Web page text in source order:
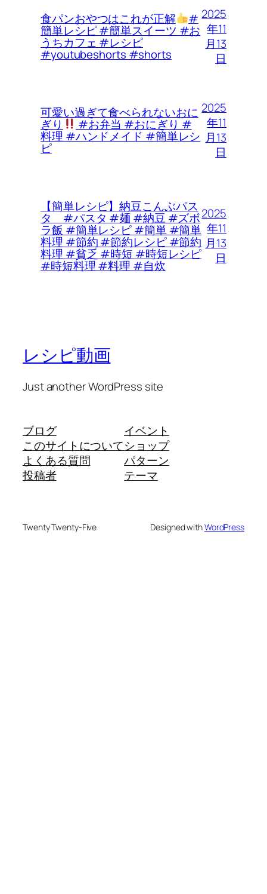
食パンおやつはこれが正解 #
簡単レシピ #簡単スイーツ #お
うちカフェ #レシピ
#youtubeshorts #shorts
2025
年11
月13
日
可愛い過ぎて食べられないおに
ぎり #お弁当 #おにぎり #
料理 #ハンドメイド #簡単レシ
ピ
2025
年11
月13
日
【簡単レシピ】納豆こんぶパス
タ #パスタ #麺 #納豆 #ズボ
ラ飯 #簡単レシピ #簡単 #簡単
料理 #節約 #節約レシピ #節約
料理 #貧乏 #時短 #時短レシピ
#時短料理 #料理 #自炊
2025
年11
月13
日
レシピ動画
Just another WordPress site
ブログ
このサイトについて
よくある質問
投稿者
イベント
ショップ
パターン
テーマ
Twenty Twenty-Five Designed withWordPress